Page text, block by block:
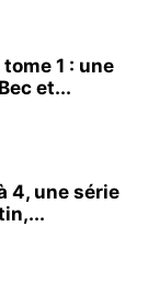
1 : une
et...
4, une série